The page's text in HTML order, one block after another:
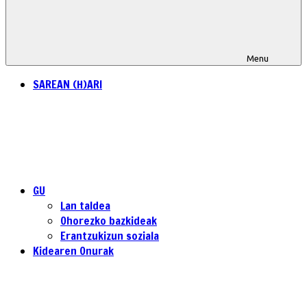
Menu
SAREAN (H)ARI
GU
Lan taldea
Ohorezko bazkideak
Erantzukizun soziala
Kidearen Onurak